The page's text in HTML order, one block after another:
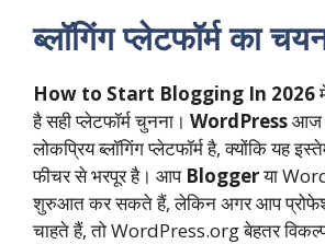
ब्लॉगिंग प्लेटफॉर्म का
How to Start Blogging In 2026
है सही प्लेटफॉर्म चुनना। WordPressआज
लोकप्रिय ब्लॉगिंग प्लेटफॉर्म है, क्योंकि यह
फीचर से भरपूर है। आप Bloggerया
शुरुआत कर सकते हैं, लेकिन अगर आप
चाहते हैं, तो WordPress.org बेहतर विकल्प